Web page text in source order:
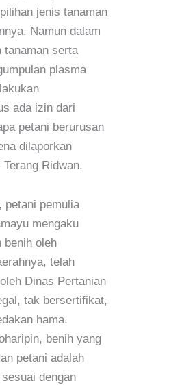
jenis tanaman
Namun dalam
tanaman serta
plasma
ada izin dari
petani berurusan
dilaporkan
Ridwan.
petani pemulia
mengaku
benih oleh
telah
Dinas Pertanian
tak bersertifikat,
hama.
benih yang
petani adalah
dengan